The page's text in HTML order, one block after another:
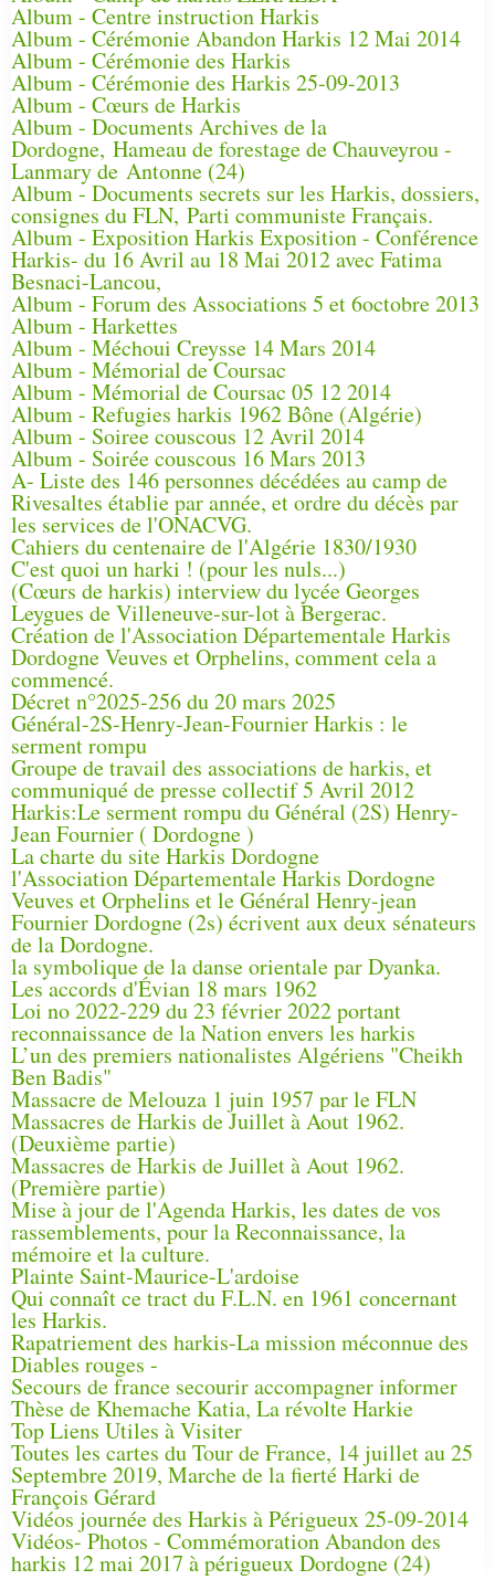
Album - Centre instruction Harkis
Album - Cérémonie Abandon Harkis 12 Mai 2014
Album - Cérémonie des Harkis
Album - Cérémonie des Harkis 25-09-2013
Album - Cœurs de Harkis
Album - Documents Archives de la
Dordogne, Hameau de forestage de Chauveyrou -
Lanmary de Antonne (24)
Album - Documents secrets sur les Harkis, dossiers,
consignes du FLN, Parti communiste Français.
Album - Exposition Harkis Exposition - Conférence
Harkis- du 16 Avril au 18 Mai 2012 avec Fatima
Besnaci-Lancou,
Album - Forum des Associations 5 et 6octobre 2013
Album - Harkettes
Album - Méchoui Creysse 14 Mars 2014
Album - Mémorial de Coursac
Album - Mémorial de Coursac 05 12 2014
Album - Refugies harkis 1962 Bône (Algérie)
Album - Soiree couscous 12 Avril 2014
Album - Soirée couscous 16 Mars 2013
A- Liste des 146 personnes décédées au camp de
Rivesaltes établie par année, et ordre du décès par
les services de l'ONACVG.
Cahiers du centenaire de l'Algérie 1830/1930
C'est quoi un harki ! (pour les nuls...)
(Cœurs de harkis) interview du lycée Georges
Leygues de Villeneuve-sur-lot à Bergerac.
Création de l'Association Départementale Harkis
Dordogne Veuves et Orphelins, comment cela a
commencé.
Décret n°2025-256 du 20 mars 2025
Général-2S-Henry-Jean-Fournier Harkis : le
serment rompu
Groupe de travail des associations de harkis, et
communiqué de presse collectif 5 Avril 2012
Harkis:Le serment rompu du Général (2S) Henry-
Jean Fournier ( Dordogne )
La charte du site Harkis Dordogne
l'Association Départementale Harkis Dordogne
Veuves et Orphelins et le Général Henry-jean
Fournier Dordogne (2s) écrivent aux deux sénateurs
de la Dordogne.
la symbolique de la danse orientale par Dyanka.
Les accords d'Évian 18 mars 1962
Loi no 2022-229 du 23 février 2022 portant
reconnaissance de la Nation envers les harkis
L’un des premiers nationalistes Algériens "Cheikh
Ben Badis"
Massacre de Melouza 1 juin 1957 par le FLN
Massacres de Harkis de Juillet à Aout 1962.
(Deuxième partie)
Massacres de Harkis de Juillet à Aout 1962.
(Première partie)
Mise à jour de l'Agenda Harkis, les dates de vos
rassemblements, pour la Reconnaissance, la
mémoire et la culture.
Plainte Saint-Maurice-L'ardoise
Qui connaît ce tract du F.L.N. en 1961 concernant
les Harkis.
Rapatriement des harkis-La mission méconnue des
Diables rouges -
Secours de france secourir accompagner informer
Thèse de Khemache Katia, La révolte Harkie
Top Liens Utiles à Visiter
Toutes les cartes du Tour de France, 14 juillet au 25
Septembre 2019, Marche de la fierté Harki de
François Gérard
Vidéos journée des Harkis à Périgueux 25-09-2014
Vidéos- Photos - Commémoration Abandon des
harkis 12 mai 2017 à périgueux Dordogne (24)